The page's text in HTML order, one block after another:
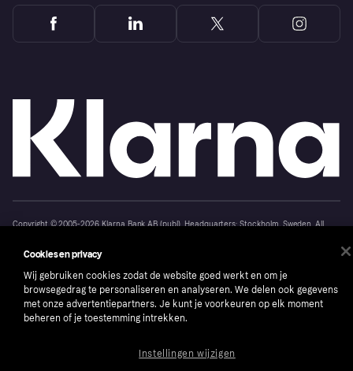
Copyright © 2005-2026 Klarna Bank AB (publ). Headquarters: Stockholm, Sweden. All
Cookies Klarna.com
Cookies en privacy
Wij gebruiken cookies zodat de website goed werkt en om je
browsegedrag te personaliseren en analyseren. We delen ook gegevens
met onze advertentiepartners. Je kunt je voorkeuren op elk moment
beheren of je toestemming intrekken.
Instellingen wijzigen